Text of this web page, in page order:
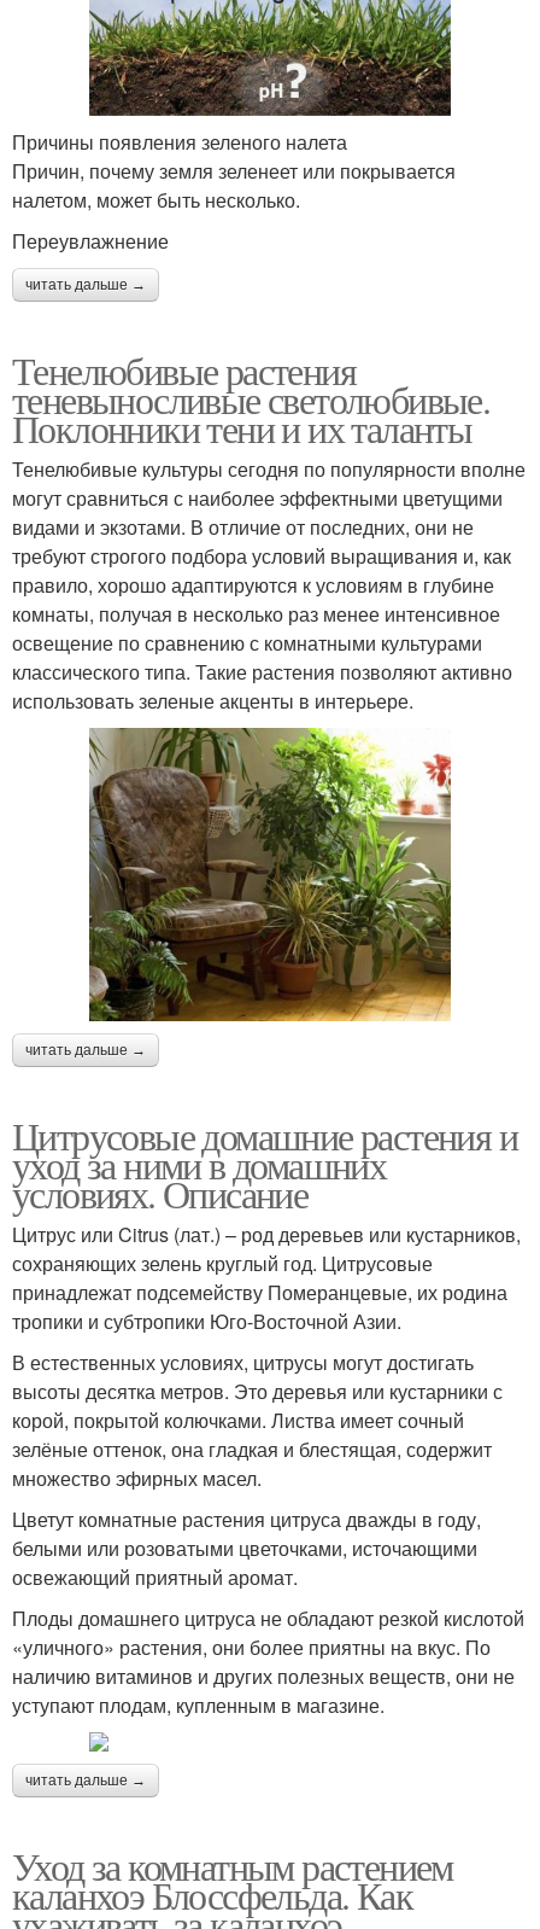
Причины появления зеленого налета
Причин, почему земля зеленеет или покрывается
налетом, может быть несколько.
Переувлажнение
читать дальше →
Тенелюбивые растения
теневыносливые светолюбивые.
Поклонники тени и их таланты
Тенелюбивые культуры сегодня по популярности вполне
могут сравниться с наиболее эффектными цветущими
видами и экзотами. В отличие от последних, они не
требуют строгого подбора условий выращивания и, как
правило, хорошо адаптируются к условиям в глубине
комнаты, получая в несколько раз менее интенсивное
освещение по сравнению с комнатными культурами
классического типа. Такие растения позволяют активно
использовать зеленые акценты в интерьере.
читать дальше →
Цитрусовые домашние растения и
уход за ними в домашних
условиях. Описание
Цитрус или Citrus (лат.) – род деревьев или кустарников,
сохраняющих зелень круглый год. Цитрусовые
принадлежат подсемейству Померанцевые, их родина
тропики и субтропики Юго-Восточной Азии.
В естественных условиях, цитрусы могут достигать
высоты десятка метров. Это деревья или кустарники с
корой, покрытой колючками. Листва имеет сочный
зелёные оттенок, она гладкая и блестящая, содержит
множество эфирных масел.
Цветут комнатные растения цитруса дважды в году,
белыми или розоватыми цветочками, источающими
освежающий приятный аромат.
Плоды домашнего цитруса не обладают резкой кислотой
«уличного» растения, они более приятны на вкус. По
наличию витаминов и других полезных веществ, они не
уступают плодам, купленным в магазине.
читать дальше →
Уход за комнатным растением
каланхоэ Блоссфельда. Как